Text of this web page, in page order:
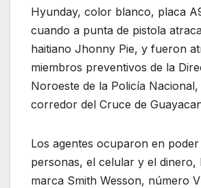
Hyunday, color blanco, placa
cuando a punta de pistola
haitiano Jhonny Pie, y fueron
miembros preventivos de la
Noroeste de la Policía
corredor del Cruce de
Los agentes ocuparon en poder
personas, el celular y el dinero,
marca Smith Wesson, número